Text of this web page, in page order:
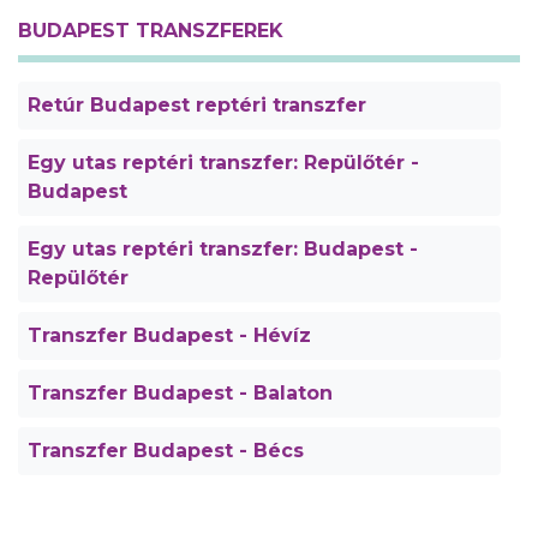
BUDAPEST TRANSZFEREK
Retúr Budapest reptéri transzfer
Egy utas reptéri transzfer: Repülőtér -
Budapest
Egy utas reptéri transzfer: Budapest -
Repülőtér
Transzfer Budapest - Hévíz
Transzfer Budapest - Balaton
Transzfer Budapest - Bécs